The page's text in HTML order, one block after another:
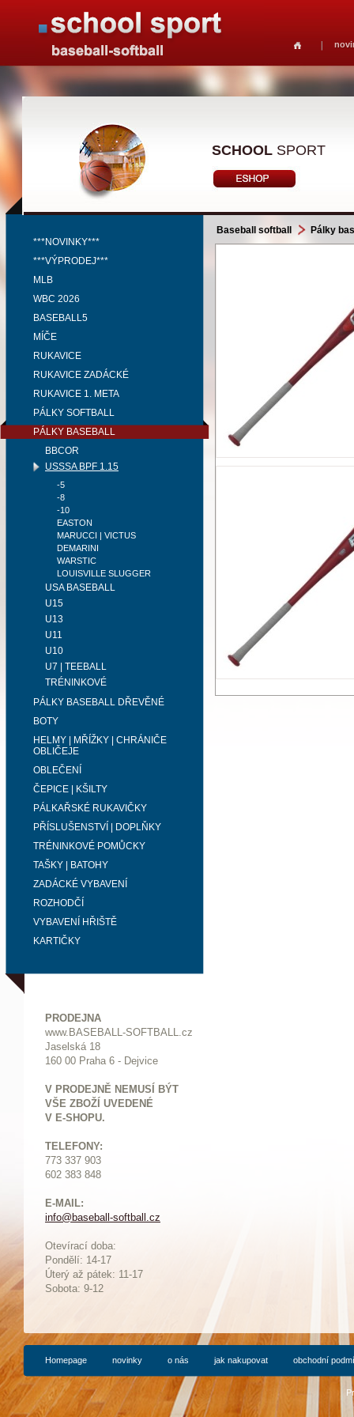
SCHOOL SPORT
***NOVINKY***
***VÝPRODEJ***
MLB
WBC 2026
BASEBALL5
MÍČE
RUKAVICE
RUKAVICE ZADÁCKÉ
RUKAVICE 1. META
PÁLKY SOFTBALL
PÁLKY BASEBALL
BBCOR
USSSA BPF 1.15
-5
-8
-10
EASTON
MARUCCI | VICTUS
DEMARINI
WARSTIC
LOUISVILLE SLUGGER
USA BASEBALL
U15
U13
U11
U10
U7 | TEEBALL
TRÉNINKOVÉ
PÁLKY BASEBALL DŘEVĚNÉ
BOTY
HELMY | MŘÍŽKY | CHRÁNIČE
OBLIČEJE
OBLEČENÍ
ČEPICE | KŠILTY
PÁLKAŘSKÉ RUKAVIČKY
PŘÍSLUŠENSTVÍ | DOPLŇKY
TRÉNINKOVÉ POMŮCKY
TAŠKY | BATOHY
ZADÁCKÉ VYBAVENÍ
ROZHODČÍ
VYBAVENÍ HŘIŠTĚ
KARTIČKY
PRODEJNA
www.BASEBALL-SOFTBALL.cz
Jaselská 18
160 00 Praha 6 - Dejvice
V PRODEJNĚ NEMUSÍ BÝT
VŠE ZBOŽÍ UVEDENÉ
V E-SHOPU.
TELEFONY:
773 337 903
602 383 848
E-MAIL:
info@baseball-softball.cz
Otevírací doba:
Pondělí: 14-17
Úterý až pátek: 11-17
Sobota: 9-12
Baseball softball Pálky
Homepage novinky o nás jak nakupovat obchodní